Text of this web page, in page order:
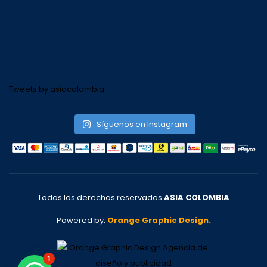
Tweets by asiacolombia
Síguenos en Instagram
Todos los derechos reservados ASIA COLOMBIA
Powered by: Orange Graphic Design.
1